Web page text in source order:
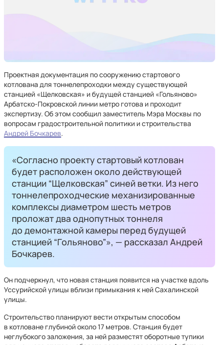
Проектная документация по сооружению стартового
котлована для тоннелепроходки между существующей
станцией «Щелковская» и будущей станцией «Гольяново»
Арбатско-Покровской линии метро готова и проходит
экспертизу. Об этом сообщил заместитель Мэра Москвы по
вопросам градостроительной политики и строительства
Андрей Бочкарев.
«Согласно проекту стартовый котлован
будет расположен около действующей
станции “Щелковская” синей ветки. Из него
тоннелепроходческие механизированные
комплексы диаметром шесть метров
проложат два однопутных тоннеля
до демонтажной камеры перед будущей
станцией “Гольяново”», — рассказал Андрей
Бочкарев.
Он подчеркнул, что новая станция появится на участке вдоль
Уссурийской улицы вблизи примыкания к ней Сахалинской
улицы.
Строительство планируют вести открытым способом
в котловане глубиной около 17 метров. Станция будет
неглубокого заложения, за ней разместят оборотные тупики